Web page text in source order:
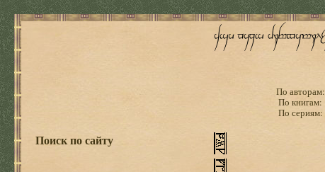
По авторам:
По книгам:
По сериям:
Поиск по сайту